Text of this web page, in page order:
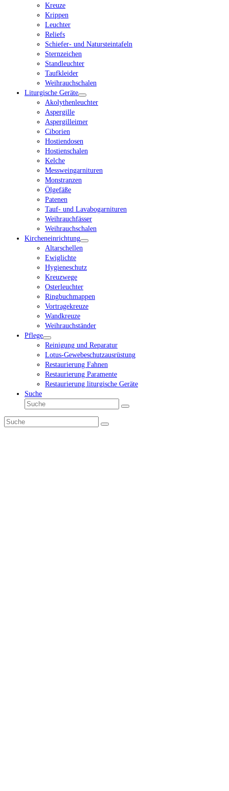
Kreuze
Krippen
Leuchter
Reliefs
Schiefer- und Natursteintafeln
Sternzeichen
Standleuchter
Taufkleider
Weihrauchschalen
Liturgische Geräte
Akolythenleuchter
Aspergille
Aspergilleimer
Ciborien
Hostiendosen
Hostienschalen
Kelche
Messweingarnituren
Monstranzen
Ölgefäße
Patenen
Tauf- und Lavabogarnituren
Weihrauchfässer
Weihrauchschalen
Kircheneinrichtung
Altarschellen
Ewiglichte
Hygieneschutz
Kreuzwege
Osterleuchter
Ringbuchmappen
Vortragekreuze
Wandkreuze
Weihrauchständer
Pflege
Reinigung und Reparatur
Lotus-Gewebeschutzausrüstung
Restaurierung Fahnen
Restaurierung Paramente
Restaurierung liturgische Geräte
Suche
Suche
Senden
Suche
Senden